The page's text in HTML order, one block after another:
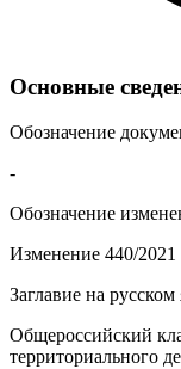
Основные
Обозначение
-
Обозначение
Изменение 440/
Заглавие на русском
Общероссийский
территориального